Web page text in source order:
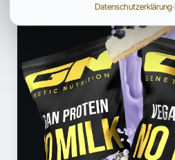
Datenschutzerklärung·